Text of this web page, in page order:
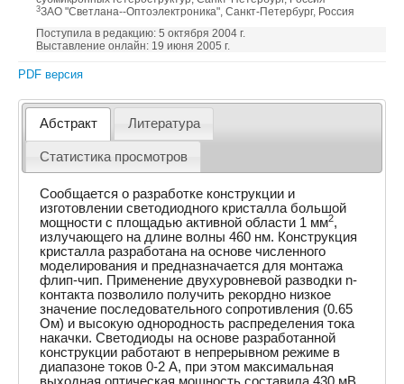
3ЗАО "Светлана--Оптоэлектроника", Санкт-Петербург, Россия
Поступила в редакцию: 5 октября 2004 г.
Выставление онлайн: 19 июня 2005 г.
PDF версия
Абстракт Литература
Статистика просмотров
Сообщается о разработке конструкции и
изготовлении светодиодного кристалла большой
мощности с площадью активной области 1 мм2,
излучающего на длине волны 460 нм. Конструкция
кристалла разработана на основе численного
моделирования и предназначается для монтажа
флип-чип. Применение двухуровневой разводки n-
контакта позволило получить рекордно низкое
значение последовательного сопротивления (0.65
Ом) и высокую однородность распределения тока
накачки. Светодиоды на основе разработанной
конструкции работают в непрерывном режиме в
диапазоне токов 0-2 А, при этом максимальная